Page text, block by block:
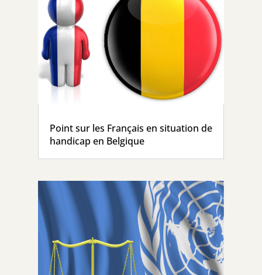
Point sur les Français en situation de
handicap en Belgique